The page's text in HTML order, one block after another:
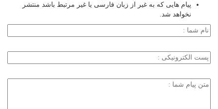
پیام هایی که به غیر از زبان فارسی یا غیر مرتبط باشد منتشر
نخواهد شد.